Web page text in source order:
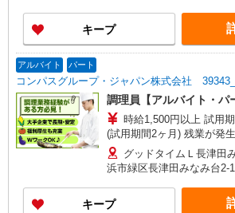
キープ
アルバイト パート
コンパスグループ・ジャパン株式会社
調理員【アルバイト・パ
時給1,500円以上 試用期間中 時給1,500円以上
(試用期間2ヶ月) 残業が発生した場合、残業代を1
分単位で別途支給します。
グッドタイムＬ長津
浜市緑区長津田みなみ台2-
キープ